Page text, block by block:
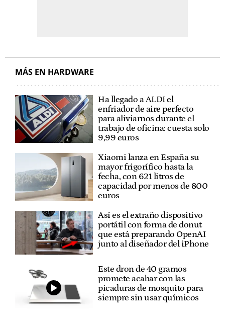
MÁS EN HARDWARE
Ha llegado a ALDI el
enfriador de aire perfecto
para aliviarnos durante el
trabajo de oficina: cuesta solo
9,99 euros
Xiaomi lanza en España su
mayor frigorífico hasta la
fecha, con 621 litros de
capacidad por menos de 800
euros
Así es el extraño dispositivo
portátil con forma de donut
que está preparando OpenAI
junto al diseñador del iPhone
Este dron de 40 gramos
promete acabar con las
picaduras de mosquito para
siempre sin usar químicos